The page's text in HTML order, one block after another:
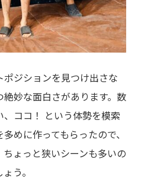
ジションを見つけ出さな
妙な面白さがあります。数
ココ！ という体勢を模索
めに作ってもらったので、
ょっと狭いシーンも多いの
う。